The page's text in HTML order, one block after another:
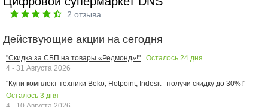
2 отзыва
Действующие акции на сегодня
"Скидка за СБП на товары «Редмонд»!" Осталось 24 дня
4 - 31 Августа 2026
"Купи комплект техники Beko, Hotpoint, Indesit - получи скидку до 30%!"
Осталось 3 дня